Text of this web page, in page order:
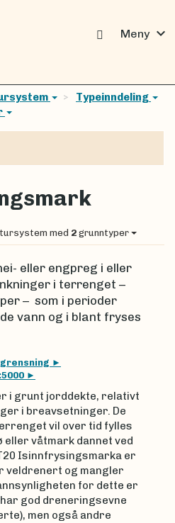
Meny expand_more
Typeinndeling
med 2 grunntyper
eller engpreg i eller
i terrenget –
– som i perioder
vann og i blant fryses
i grunt jorddekte, relativt
i breavsetninger. De
vil over tid fylles
eller våtmark dannet ved
Isinnfrysingsmarka er
veldrenert og mangler
for dette er
god dreneringsevne
men også andre